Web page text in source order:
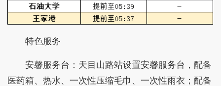
特色服务
安馨服务台：天目山路站设置安馨服务台，配备
医药箱、热水、一次性压缩毛巾、一次性雨衣；配备